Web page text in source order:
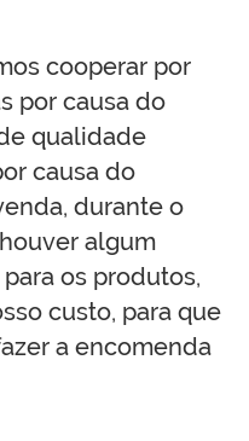
cooperar por
por causa do
qualidade
causa do
durante o
algum
os produtos,
custo, para que
a encomenda